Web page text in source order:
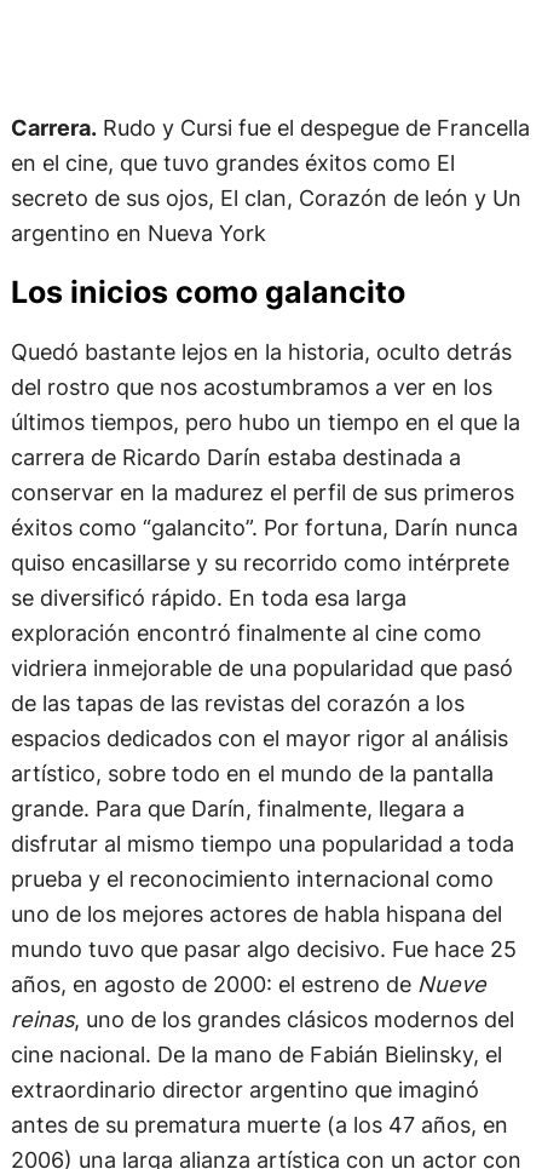
Carrera.
Rudo y Cursi fue el despegue de Francella
en el cine, que tuvo grandes éxitos como El
secreto de sus ojos, El clan, Corazón de león y Un
argentino en Nueva York
Los inicios como galancito
Quedó bastante lejos en la historia, oculto detrás
del rostro que nos acostumbramos a ver en los
últimos tiempos, pero hubo un tiempo en el que la
carrera de Ricardo Darín estaba destinada a
conservar en la madurez el perfil de sus primeros
éxitos como “galancito”. Por fortuna, Darín nunca
quiso encasillarse y su recorrido como intérprete
se diversificó rápido. En toda esa larga
exploración encontró finalmente al cine como
vidriera inmejorable de una popularidad que pasó
de las tapas de las revistas del corazón a los
espacios dedicados con el mayor rigor al análisis
artístico, sobre todo en el mundo de la pantalla
grande. Para que Darín, finalmente, llegara a
disfrutar al mismo tiempo una popularidad a toda
prueba y el reconocimiento internacional como
uno de los mejores actores de habla hispana del
mundo tuvo que pasar algo decisivo. Fue hace 25
años, en agosto de 2000: el estreno de Nueve
reinas, uno de los grandes clásicos modernos del
cine nacional. De la mano de Fabián Bielinsky, el
extraordinario director argentino que imaginó
antes de su prematura muerte (a los 47 años, en
2006) una larga alianza artística con un actor con